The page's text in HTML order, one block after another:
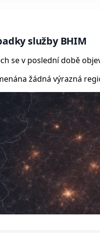
služby BHIM
se v poslední době
žádná výrazná